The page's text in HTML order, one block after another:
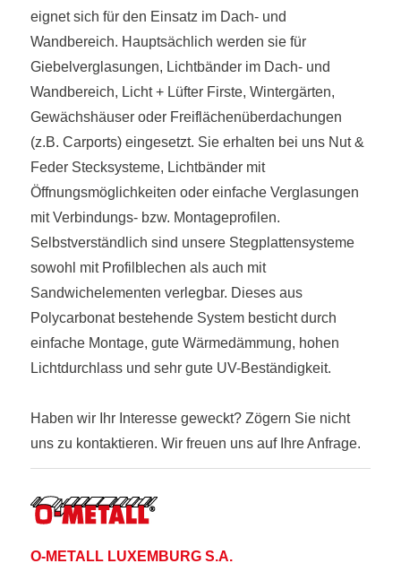
eignet sich für den Einsatz im Dach- und
Wandbereich. Hauptsächlich werden sie für
Giebelverglasungen, Lichtbänder im Dach- und
Wandbereich, Licht + Lüfter Firste, Wintergärten,
Gewächshäuser oder Freiflächenüberdachungen
(z.B. Carports) eingesetzt. Sie erhalten bei uns Nut &
Feder Stecksysteme, Lichtbänder mit
Öffnungsmöglichkeiten oder einfache Verglasungen
mit Verbindungs- bzw. Montageprofilen.
Selbstverständlich sind unsere Stegplattensysteme
sowohl mit Profilblechen als auch mit
Sandwichelementen verlegbar. Dieses aus
Polycarbonat bestehende System besticht durch
einfache Montage, gute Wärmedämmung, hohen
Lichtdurchlass und sehr gute UV-Beständigkeit.
Haben wir Ihr Interesse geweckt? Zögern Sie nicht
uns zu kontaktieren. Wir freuen uns auf Ihre Anfrage.
O-METALL LUXEMBURG S.A.